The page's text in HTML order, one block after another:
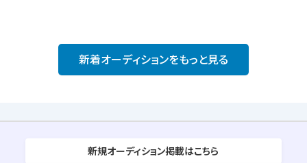
新着オーディションをもっと見る
新規オーディション掲載はこちら